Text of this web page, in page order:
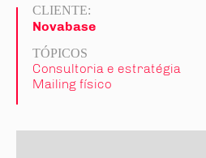
CLIENTE:
Novabase
TÓPICOS
Consultoria e estratégia
Mailing físico